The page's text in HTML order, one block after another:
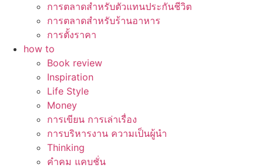
การตลาดสำหรับตัวแทนประกันชีวิต
การตลาดสำหรับร้านอาหาร
การตั้งราคา
how to
Book review
Inspiration
Life Style
Money
การเขียน การเล่าเรื่อง
การบริหารงาน ความเป็นผู้นำ
Thinking
คำคม แคบชั่น